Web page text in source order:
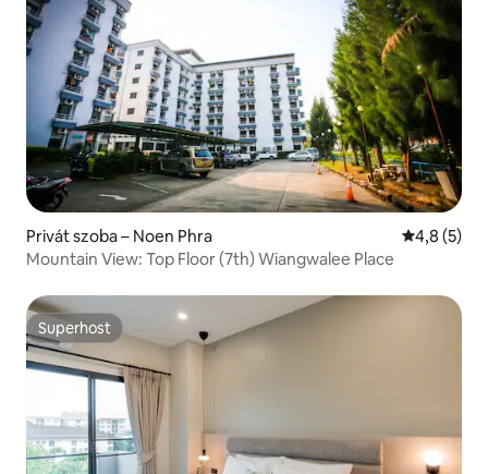
Privát szoba – Noen Phra Átlagos
4,8 (5)
Mountain View: Top Floor (7th) Wiangwalee Place
Superhost
Superhost